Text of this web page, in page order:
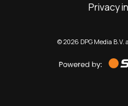
Privacy
©2026 DPG Media